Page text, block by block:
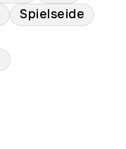
Spielseide